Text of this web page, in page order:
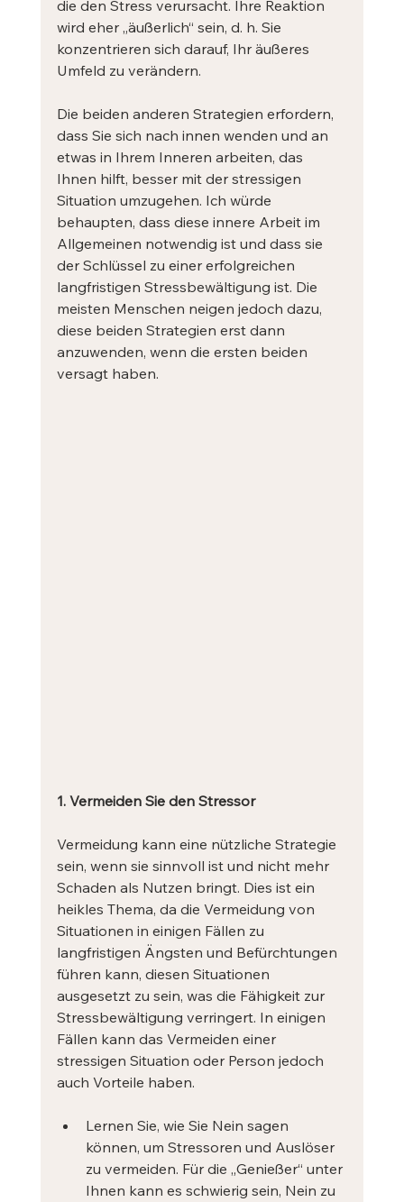
die den Stress verursacht. Ihre Reaktion
wird eher „äußerlich“ sein, d. h. Sie
konzentrieren sich darauf, Ihr äußeres
Umfeld zu verändern.
Die beiden anderen Strategien erfordern,
dass Sie sich nach innen wenden und an
etwas in Ihrem Inneren arbeiten, das
Ihnen hilft, besser mit der stressigen
Situation umzugehen. Ich würde
behaupten, dass diese innere Arbeit im
Allgemeinen notwendig ist und dass sie
der Schlüssel zu einer erfolgreichen
langfristigen Stressbewältigung ist. Die
meisten Menschen neigen jedoch dazu,
diese beiden Strategien erst dann
anzuwenden, wenn die ersten beiden
versagt haben.
1. Vermeiden Sie den Stressor
Vermeidung kann eine nützliche Strategie
sein, wenn sie sinnvoll ist und nicht mehr
Schaden als Nutzen bringt. Dies ist ein
heikles Thema, da die Vermeidung von
Situationen in einigen Fällen zu
langfristigen Ängsten und Befürchtungen
führen kann, diesen Situationen
ausgesetzt zu sein, was die Fähigkeit zur
Stressbewältigung verringert. In einigen
Fällen kann das Vermeiden einer
stressigen Situation oder Person jedoch
auch Vorteile haben.
Lernen Sie, wie Sie Nein sagen
können, um Stressoren und Auslöser
zu vermeiden. Für die „Genießer“ unter
Ihnen kann es schwierig sein, Nein zu